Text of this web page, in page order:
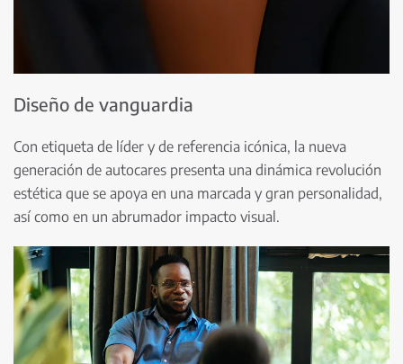
Diseño de vanguardia
Con etiqueta de líder y de referencia icónica, la nueva
generación de autocares presenta una dinámica revolución
estética que se apoya en una marcada y gran personalidad,
así como en un abrumador impacto visual.